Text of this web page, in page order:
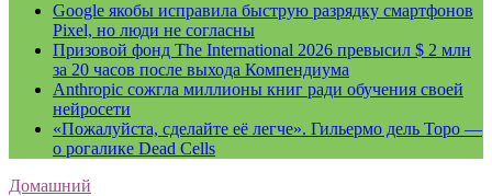
Google якобы исправила быструю разрядку смартфонов
Pixel, но люди не согласны
Призовой фонд The International 2026 превысил $ 2 млн
за 20 часов после выхода Компендиума
Anthropic сожгла миллионы книг ради обучения своей
нейросети
«Пожалуйста, сделайте её легче». Гильермо дель Торо —
о рогалике Dead Cells
Домашний